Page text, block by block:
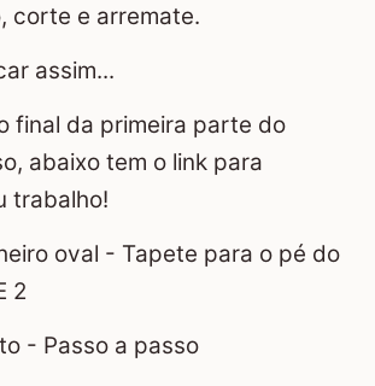
corte e arremate.
assim...
final da primeira parte do
abaixo tem o link para
trabalho!
oval - Tapete para o pé do
2
- Passo a passo